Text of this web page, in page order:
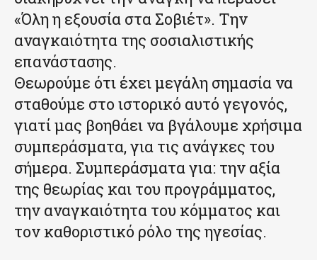
«Όλη η εξουσία στα Σοβιέτ». Την
αναγκαιότητα της σοσιαλιστικής
επανάστασης.
Θεωρούμε ότι έχει μεγάλη σημασία να
σταθούμε στο ιστορικό αυτό γεγονός,
γιατί μας βοηθάει να βγάλουμε χρήσιμα
συμπεράσματα, για τις ανάγκες του
σήμερα. Συμπεράσματα για: την αξία
της θεωρίας και του προγράμματος,
την αναγκαιότητα του κόμματος και
τον καθοριστικό ρόλο της ηγεσίας.